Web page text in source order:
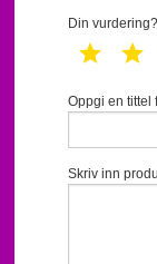
Din vurdering?
1 star
Oppgi en tittel
Skriv inn